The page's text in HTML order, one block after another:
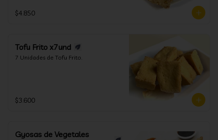
$4.850
Tofu Frito x7und
7 Unidades de Tofu Frito.
$3.600
Gyosas de Vegetales